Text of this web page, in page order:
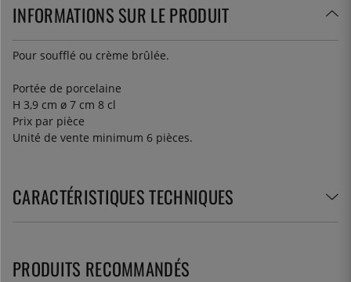
INFORMATIONS SUR LE PRODUIT
Pour soufflé ou crème brûlée.
Portée de porcelaine
H 3,9 cm ø 7 cm 8 cl
Prix par pièce
Unité de vente minimum 6 pièces.
CARACTÉRISTIQUES TECHNIQUES
PRODUITS RECOMMANDÉS